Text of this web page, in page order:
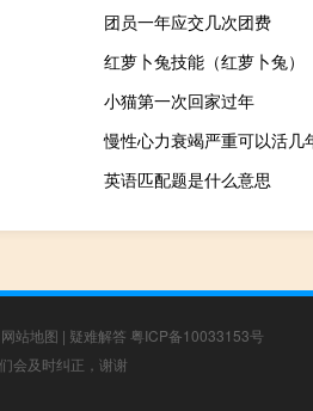
团员一年应交几次团费
红萝卜兔技能（红萝卜兔）
小猫第一次回家过年
慢性心力衰竭严重可以活几
英语匹配题是什么意思
网站地图 | 疑难解答 粤ICP备10033153号
会及时纠正，谢谢